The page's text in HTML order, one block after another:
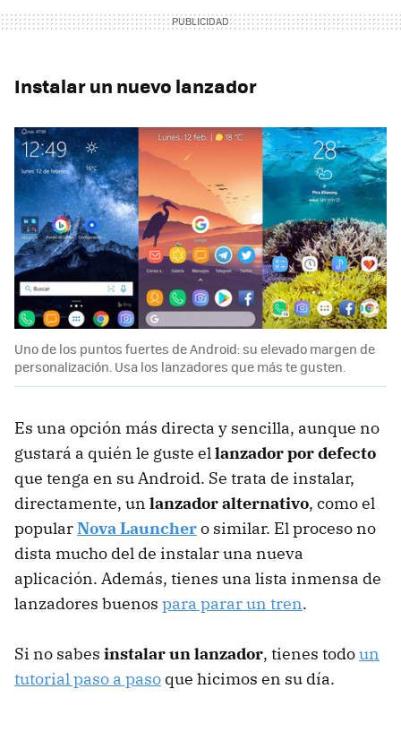
Instalar un nuevo lanzador
Uno de los puntos fuertes de Android: su elevado margen de
personalización. Usa los lanzadores que más te gusten.
Es una opción más directa y sencilla, aunque no
gustará a quién le guste ellanzador por defecto
que tenga en su Android. Se trata de instalar,
directamente, un lanzador alternativo, como el
popularNova Launchero similar. El proceso no
dista mucho del de instalar una nueva
aplicación. Además, tienes una lista inmensa de
lanzadores buenos para parar un tren.
Si no sabes instalar un lanzador, tienes todoun
tutorial paso a paso que hicimos en su día.